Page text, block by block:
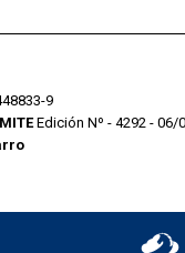
9
Edición Nº - 4292 - 06/